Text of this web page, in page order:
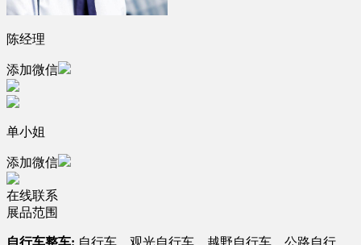
陈经理
添加微信
单小姐
添加微信
在线联系
展品范围